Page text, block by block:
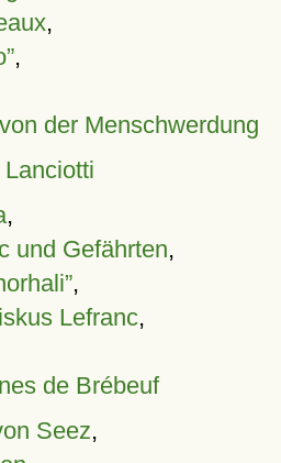
,
,
der Menschwerdung
,
und Gefährten,
,
Lefranc,
de Brébeuf
Seez,